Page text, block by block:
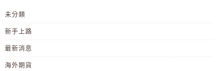
未分類
新手上路
最新消息
海外期貨